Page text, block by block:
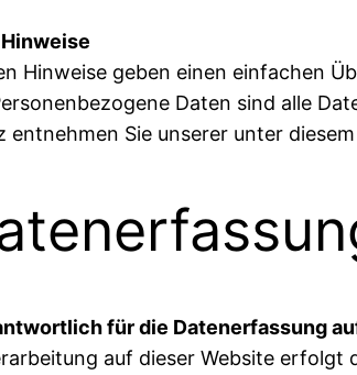
Hinweise geben einen einfachen
Daten sind alle
entnehmen Sie unserer unter
für die Datenerfassung
auf dieser Website erfolgt